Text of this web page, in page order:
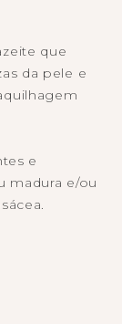
que
da pele e
e
madura e/ou